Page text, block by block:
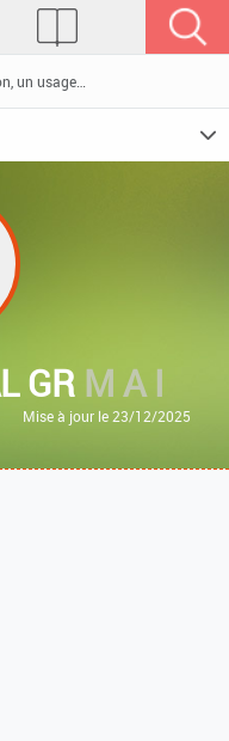
GR M A I
Mise à jour le 23/12/2025